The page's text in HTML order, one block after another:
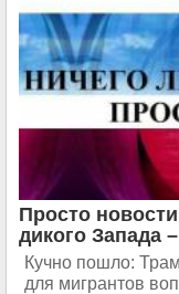
Просто
дикого Запада
Кучно пошло:
для мигрантов